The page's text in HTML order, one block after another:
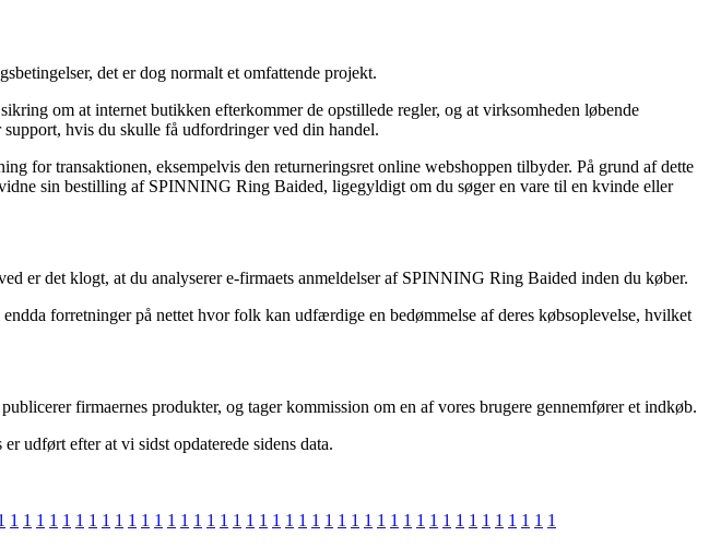
det er dog normalt et omfattende projekt.
om at internet butikken efterkommer de opstillede regler, og at virksomheden løbende
hvis du skulle få udfordringer ved din handel.
for transaktionen, eksempelvis den returneringsret online webshoppen tilbyder. På grund af dette
sin bestilling af SPINNING Ring Baided, ligegyldigt om du søger en vare til en kvinde eller
er det klogt, at du analyserer e-firmaets anmeldelser af SPINNING Ring Baided inden du køber.
forretninger på nettet hvor folk kan udfærdige en bedømmelse af deres købsoplevelse, hvilket
firmaernes produkter, og tager kommission om en af vores brugere gennemfører et indkøb.
udført efter at vi sidst opdaterede sidens data.
1 1 1 1 1 1 1 1 1 1 1 1 1 1 1 1 1 1 1 1 1 1 1 1 1 1 1 1 1 1 1 1 1 1 1 1 1 1 1 1 1 1